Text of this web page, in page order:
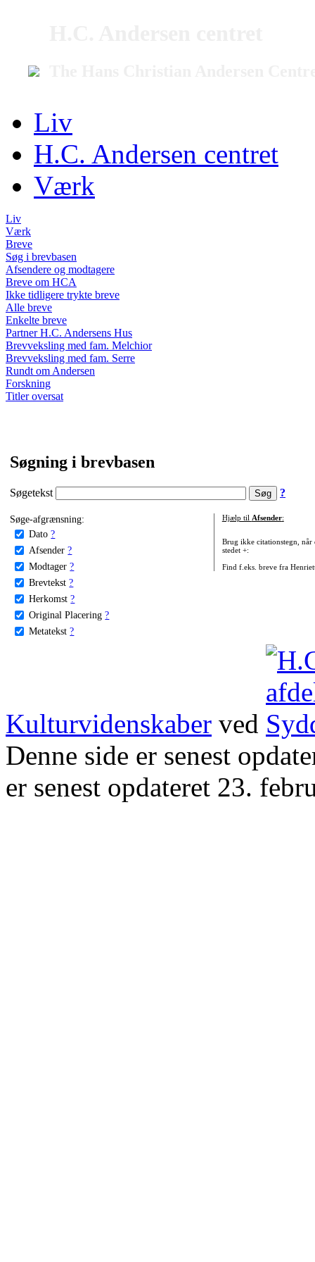
Liv
H.C. Andersen centret
Værk
Liv
Værk
Breve
Søg i brevbasen
Afsendere og modtagere
Breve om HCA
Ikke tidligere trykte breve
Alle breve
Enkelte breve
Partner H.C. Andersens Hus
Brevveksling med fam. Melchior
Brevveksling med fam. Serre
Rundt om Andersen
Forskning
Titler oversat
Søgning i brevbasen
Søgetekst ?
Søge-afgrænsning:
Dato ?
Afsender ?
Modtager ?
Brevtekst ?
Herkomst ?
Original Placering ?
Metatekst ?
Hjælp til Afsender:
Brug ikke citationstegn, når
stedet +:
Find f.eks. breve fra
Kulturvidenskaber ved
Denne side er senest
er senest opdateret 23.